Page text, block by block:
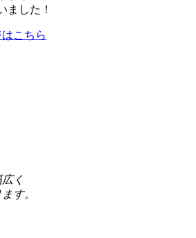
ました！
こちら
く
す。